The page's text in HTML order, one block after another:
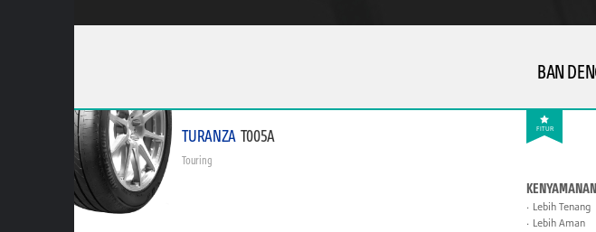
BAN
FITUR
TURANZA T005A
Touring
Lebih Tenang
Lebih Aman